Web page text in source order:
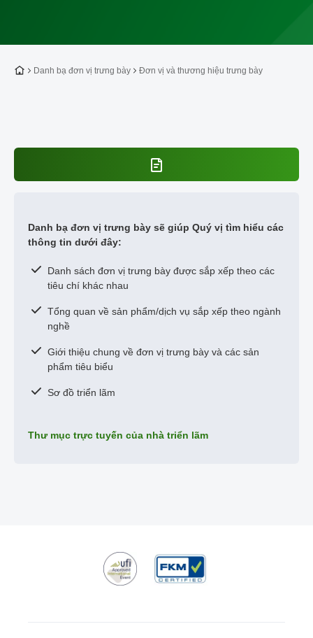
Về trang chủ
Danh bạ đơn vị trưng bày Đơn vị và thương hiệu trưng bày
Danh bạ đơn vị trưng bày sẽ giúp Quý vị tìm hiểu các
thông tin dưới đây:
Danh sách đơn vị trưng bày được sắp xếp theo các
tiêu chí khác nhau
Tổng quan về sản phẩm/dịch vụ sắp xếp theo ngành
nghề
Giới thiệu chung về đơn vị trưng bày và các sản
phẩm tiêu biểu
Sơ đồ triển lãm
Thư mục trực tuyến của nhà triển lãm